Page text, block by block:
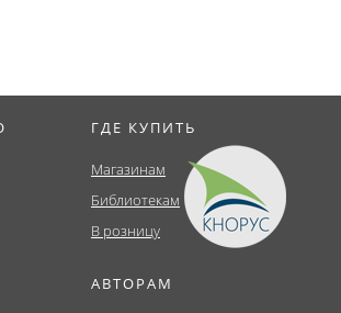
ГДЕ КУПИТЬ
Магазинам
Библиотекам
В розницу
АВТОРАМ